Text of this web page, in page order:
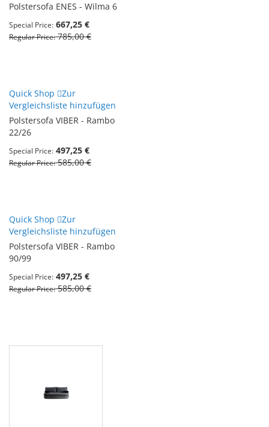
Polstersofa ENES - Wilma 6
Special Price 667,25 €
Regular Price 785,00 €
Quick Shop
Zur
Vergleichsliste hinzufügen
Polstersofa VIBER - Rambo
22/26
Special Price 497,25 €
Regular Price 585,00 €
Quick Shop
Zur
Vergleichsliste hinzufügen
Polstersofa VIBER - Rambo
90/99
Special Price 497,25 €
Regular Price 585,00 €